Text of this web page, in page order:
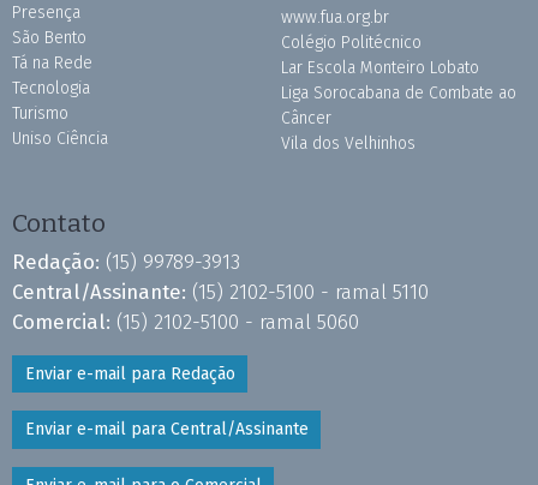
Presença
São Bento
Tá na Rede
Tecnologia
Turismo
Uniso Ciência
www.fua.org.br
Colégio Politécnico
Lar Escola Monteiro Lobato
Liga Sorocabana de Combate ao
Câncer
Vila dos Velhinhos
Contato
Redação: (15) 99789-3913
Central/Assinante: (15) 2102-5100 - ramal 5110
Comercial: (15) 2102-5100 - ramal 5060
Enviar e-mail para Redação
Enviar e-mail para Central/Assinante